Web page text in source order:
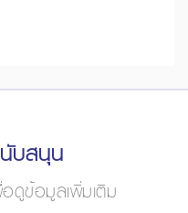
บสนุน
ดูข้อมูลเพิ่มเติม